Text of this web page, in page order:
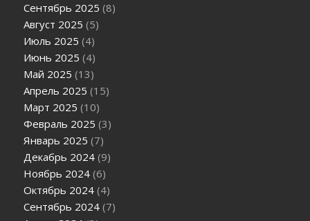
Сентябрь 2025 (8)
Август 2025 (5)
Июль 2025 (4)
Июнь 2025 (4)
Май 2025 (13)
Апрель 2025 (15)
Март 2025 (10)
Февраль 2025 (3)
Январь 2025 (7)
Декабрь 2024 (9)
Ноябрь 2024 (6)
Октябрь 2024 (4)
Сентябрь 2024 (7)